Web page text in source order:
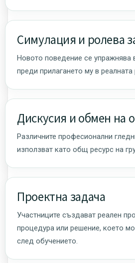
Симулация и ролева
Новото поведение се упражнява
преди прилагането му в реалната
Дискусия и обмен на
Различните професионални
използват като общ ресурс на
Проектна задача
Участниците създават реален
процедура или решение, което
след обучението.